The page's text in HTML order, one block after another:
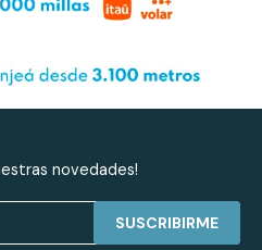
novedades!
SUSCRIBIRME